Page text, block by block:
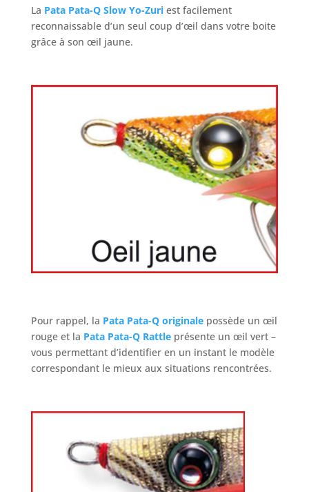
La Pata Pata-Q Slow Yo-Zuri est facilement
reconnaissable d’un seul coup d’œil dans votre boite
grâce à son œil jaune.
Pour rappel, la Pata Pata-Q originale possède un œil
rouge et la Pata Pata-Q Rattleprésente un œil vert –
vous permettant d’identifier en un instant le modèle
correspondant le mieux aux situations rencontrées.